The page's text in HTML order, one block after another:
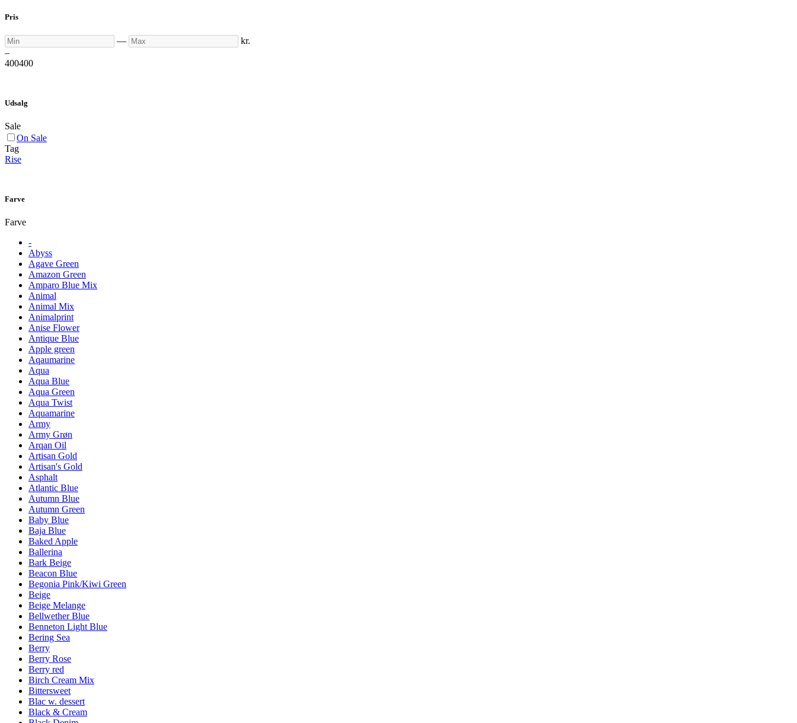
Pris
Min — Max
kr.
–
400400
Udsalg
Sale
On Sale
Tag
Rise
Farve
Farve
-
Abyss
Agave Green
Amazon Green
Amparo Blue Mix
Animal
Animal Mix
Animalprint
Anise Flower
Antique Blue
Apple green
Aqaumarine
Aqua
Aqua Blue
Aqua Green
Aqua Twist
Aquamarine
Army
Army Grøn
Arqan Oil
Artisan Gold
Artisan's Gold
Asphalt
Atlantic Blue
Autumn Blue
Autumn Green
Baby Blue
Baja Blue
Baked Apple
Ballerina
Bark Beige
Beacon Blue
Begonia Pink/Kiwi Green
Beige
Beige Melange
Bellwether Blue
Benneton Light Blue
Bering Sea
Berry
Berry Rose
Berry red
Birch Cream Mix
Bittersweet
Blac w. dessert
Black & Cream